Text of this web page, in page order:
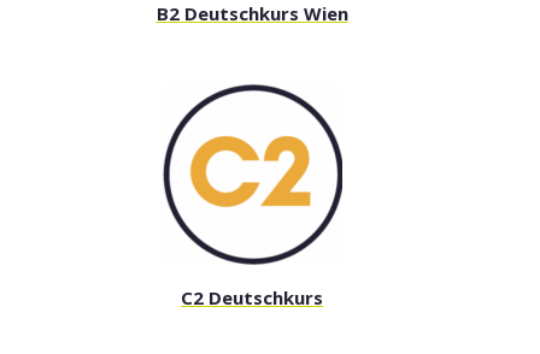
B2 Deutschkurs Wien
C2 Deutschkurs